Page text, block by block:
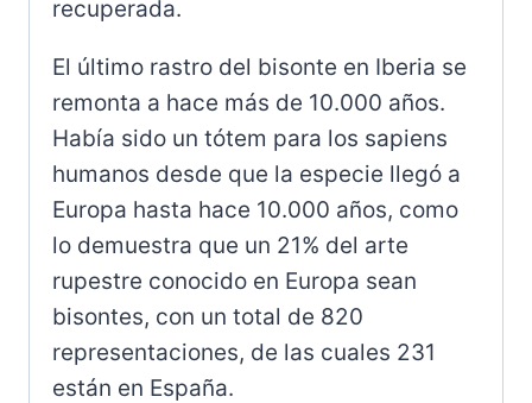
recuperada.
El último rastro del bisonte en Iberia se
remonta a hace más de 10.000 años.
Había sido un tótem para los sapiens
humanos desde que la especie llegó a
Europa hasta hace 10.000 años, como
lo demuestra que un 21% del arte
rupestre conocido en Europa sean
bisontes, con un total de 820
representaciones, de las cuales 231
están en España.